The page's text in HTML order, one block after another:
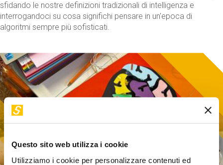
Questo sito web utilizza i cookie
Utilizziamo i cookie per personalizzare contenuti ed
sfidando le nostre definizioni tradizionali di intelligenza e
interrogandoci su cosa significhi pensare in un'epoca di
algoritmi sempre più sofisticati.